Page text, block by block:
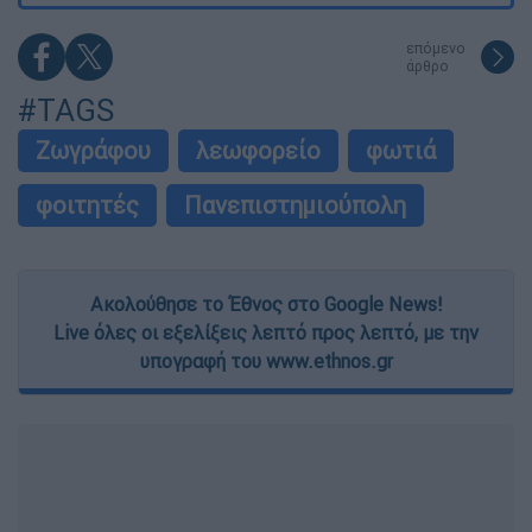
επόμενο
άρθρο
#TAGS
Ζωγράφου λεωφορείο
φωτιά
φοιτητές
Πανεπιστημιούπολη
Ακολούθησε το Έθνος στο Google News!
Live όλες οι εξελίξεις λεπτό προς λεπτό, με την
υπογραφή του www.ethnos.gr